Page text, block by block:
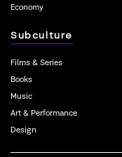
Economy
Subculture
Films & Series
Books
Music
Art & Performance
Design